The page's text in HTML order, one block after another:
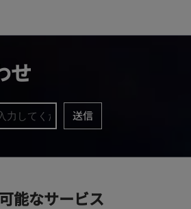
せ
送信
能なサービス